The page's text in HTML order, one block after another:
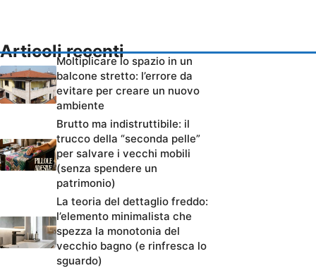
Articoli recenti
Moltiplicare lo spazio in un
balcone stretto: l’errore da
evitare per creare un nuovo
ambiente
Brutto ma indistruttibile: il
trucco della “seconda pelle”
per salvare i vecchi mobili
(senza spendere un
patrimonio)
La teoria del dettaglio freddo:
l’elemento minimalista che
spezza la monotonia del
vecchio bagno (e rinfresca lo
sguardo)